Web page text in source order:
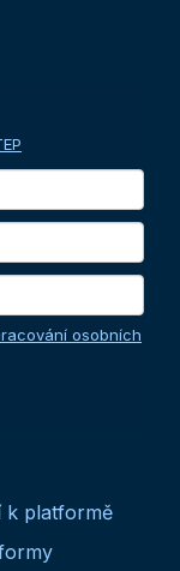
osobních
k platformě